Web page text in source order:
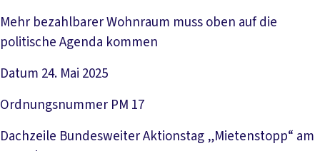
Mehr bezahlbarer Wohnraum muss oben auf die
politische Agenda kommen
Datum 24. Mai 2025
Ordnungsnummer PM 17
Dachzeile Bundesweiter Aktionstag „Mietenstopp“ am